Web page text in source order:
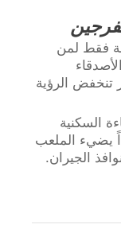
فقط لمن
تنخفض الرؤية
السكنية
يضيء الملعب
الجيران.